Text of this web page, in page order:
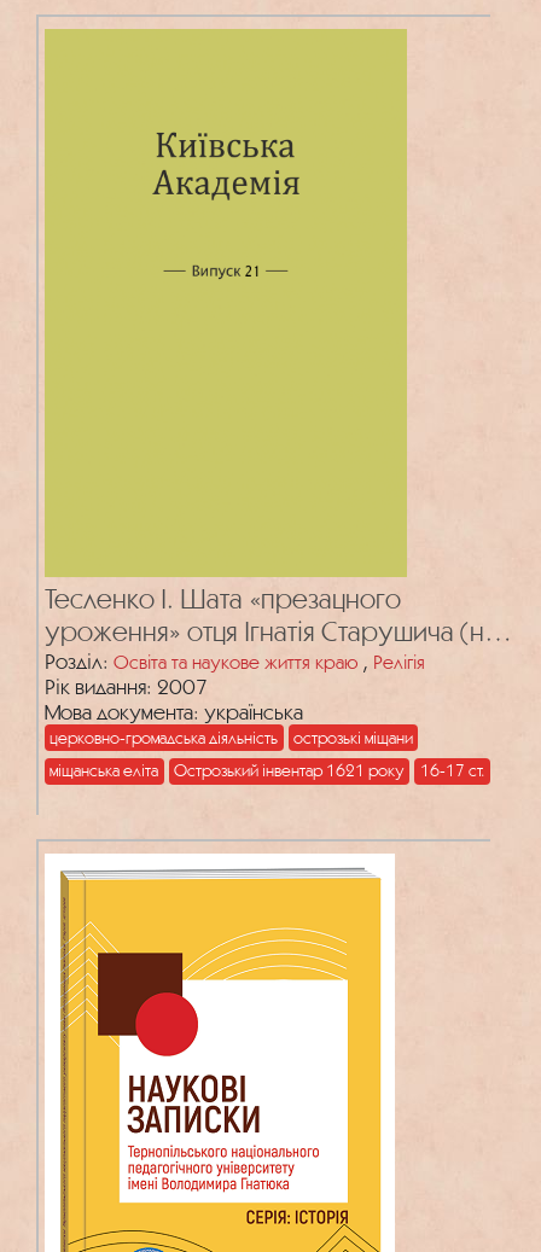
Тесленко І. Шата «презацного
уроження» отця Ігнатія Старушича (нові
матеріали про походження та
волинську рідню ректора Київського
колегуму)
Розділ: Освіта та наукове життя краю , Релігія
Рік видання: 2007
Мова документа: українська
церковно-громадська діяльність
острозькі міщани
міщанська еліта
Острозький інвентар 1621 року 16-17 ст.